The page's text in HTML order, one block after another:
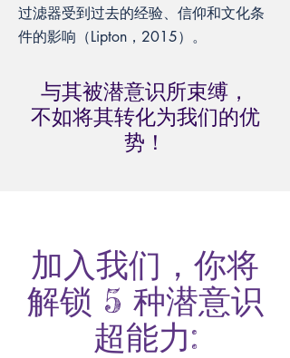
过滤器受到过去的经验、信仰和文化条
件的影响（Lipton，2015）。
与其被潜意识所束缚，
不如将其转化为我们的优
势！
加入我们，你将
解锁 5 种潜意识
超能力: